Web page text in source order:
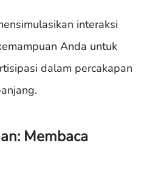
interaksi
Anda untuk
dalam percakapan
Membaca